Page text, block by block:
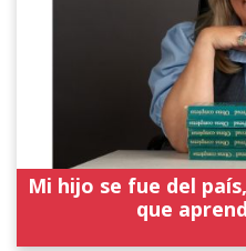
Mi hijo se fue del
que